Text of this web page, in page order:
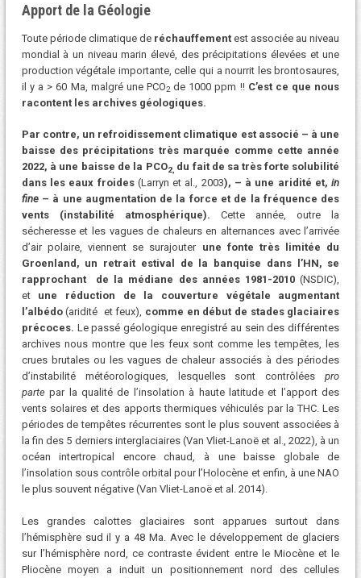
Apport de la Géologie
Toute période climatique de réchauffement est associée au niveau
mondial à un niveau marin élevé, des précipitations élevées et une
production végétale importante, celle qui a nourrit les brontosaures,
il y a > 60 Ma, malgré une PCO2 de 1000 ppm !! C’est ce que nous
racontent les archives géologiques.
Par contre, un refroidissement climatique est associé – à une
baisse des précipitations très marquée comme cette année
2022, à une baisse de la PCO2, du fait de sa très forte solubilité
dans les eaux froides (Larryn et al., 2003), – à une aridité et, in
fine– à une augmentation de la force et de la fréquence des
vents (instabilité atmosphérique). Cette année, outre la
sécheresse et les vagues de chaleurs en alternances avec l’arrivée
d’air polaire, viennent se surajouter une fonte très limitée du
Groenland, un retrait estival de la banquise dans l’HN, se
rapprochant de la médiane des années 1981-2010(NSDIC),
et une réduction de la couverture végétale augmentant
l’albédo(aridité et feux), comme en début de stades glaciaires
précoces. Le passé géologique enregistré au sein des différentes
archives nous montre que les feux sont comme les tempêtes, les
crues brutales ou les vagues de chaleur associés à des périodes
d’instabilité météorologiques, lesquelles sont contrôléespro
partepar la qualité de l’insolation à haute latitude et l’apport des
vents solaires et des apports thermiques véhiculés par la THC. Les
périodes de tempêtes récurrentes sont le plus souvent associées à
la fin des 5 derniers interglaciaires (Van Vliet-Lanoë et al., 2022), à un
océan intertropical encore chaud, à une baisse globale de
l’insolation sous contrôle orbital pour l’Holocène et enfin, à une NAO
le plus souvent négative (Van Vliet-Lanoë et al. 2014).
Les grandes calottes glaciaires sont apparues surtout dans
l’hémisphère sud il y a 48 Ma. Avec le développement de glaciers
sur l’hémisphère nord, ce contraste évident entre le Miocène et le
Pliocène moyen a induit un positionnement nord des cellules